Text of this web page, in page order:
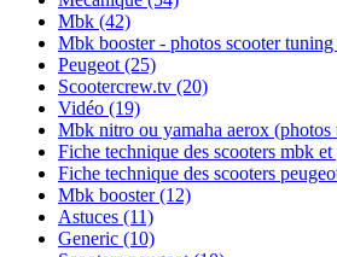
Mbk (42)
Mbk booster - photos scooter tuning
Peugeot (25)
Scootercrew.tv (20)
Vidéo (19)
Mbk nitro ou yamaha aerox (photos
Fiche technique des scooters mbk et
Fiche technique des scooters
Mbk booster(12)
Astuces (11)
Generic (10)